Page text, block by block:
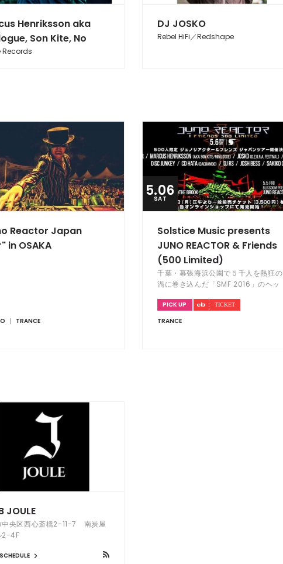
Henriksson aka
Son Kite, No
Records
DJ JOSKO
Rebel HiFi／Redshape
Reactor Japan
in OSAKA
TRANCE
5.06
SAT
Solstice Music presents
JUNO REACTOR & Friends
(500 Limited)
千葉・幕張海浜公園で５千人を熱狂の
渦に巻き込んだ「SMF 2016」のヘッ
ンツアーを決行
PICK UP
TRANCE
JOULE
中央区西心斎橋2-11-7 南炭屋
2-4F